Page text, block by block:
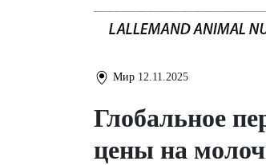
Мир 12.11.2025
Глобальное
цены на